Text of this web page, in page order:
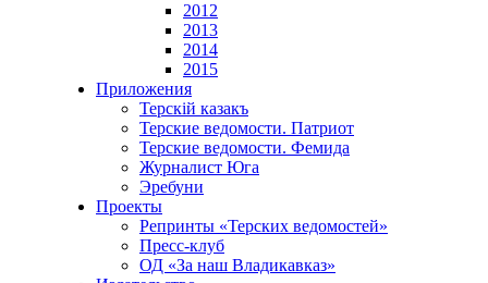
2012
2013
2014
2015
Приложения
Терскiй казакъ
Терские ведомости. Патриот
Терские ведомости. Фемида
Журналист Юга
Эребуни
Проекты
Репринты «Терских ведомостей»
Пресс-клуб
ОД «За наш Владикавказ»